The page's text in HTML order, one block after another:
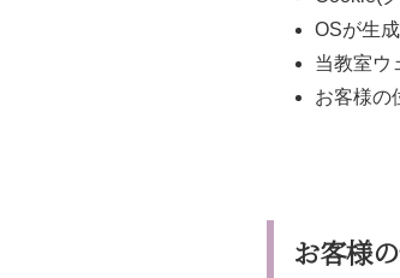
OSが生
当教室ウ
お客様の
お客様